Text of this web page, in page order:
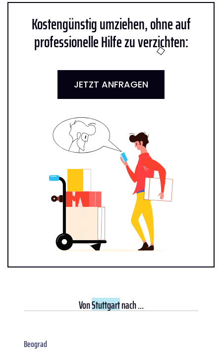
Kostengünstig umziehen, ohne auf
professionelle Hilfe zu verzichten:
JETZT ANFRAGEN
VonStuttgartnach ...
Beograd